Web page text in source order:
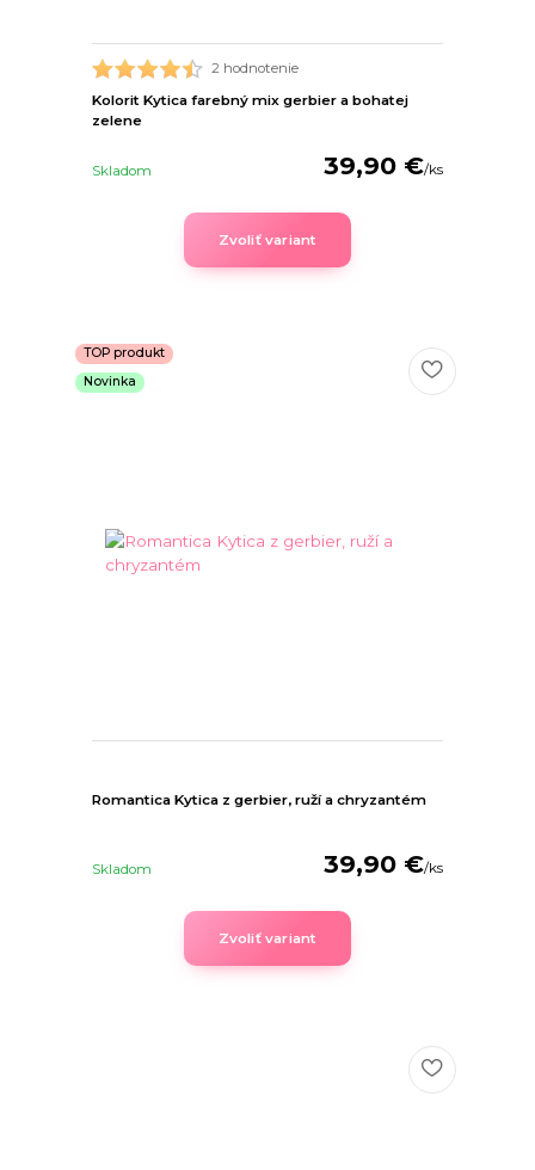
2 hodnotenie
Kolorit Kytica farebný mix gerbier a bohatej
zelene
39,90 €/ks
Skladom
Zvoliť variant
TOP produkt
Novinka
Romantica Kytica z gerbier, ruží a chryzantém
39,90 €/ks
Skladom
Zvoliť variant